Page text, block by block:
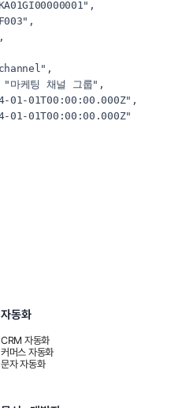
자동화
CRM 자동화
커머스 자동화
문자 자동화